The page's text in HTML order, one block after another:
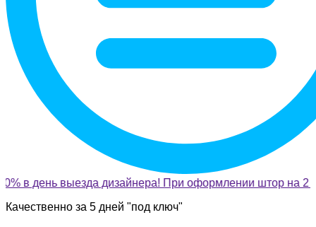
в день выезда дизайнера! При оформлении штор на 2
Качественно за 5 дней "под ключ"